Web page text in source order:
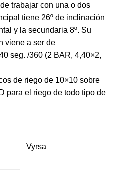
trabajar con una o dos
tiene 26º de inclinación
y la secundaria 8º. Su
viene a ser de
seg. /360 (2 BAR, 4,40×2,
de riego de 10×10 sobre
para el riego de todo tipo de
Vyrsa